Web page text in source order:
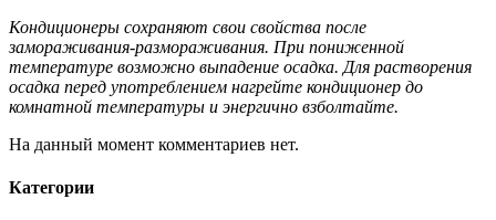
Кондиционеры сохраняют свои свойства после
замораживания-размораживания. При пониженной
температуре возможно выпадение осадка. Для растворения
осадка перед употреблением нагрейте кондиционер до
комнатной температуры и энергично взболтайте.
На данный момент комментариев нет.
Категории